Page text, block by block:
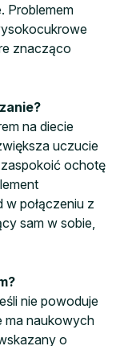
Problemem
znacząco
na diecie
uczucie
ochotę
w połączeniu z
sam w sobie,
nie powoduje
ma naukowych
o